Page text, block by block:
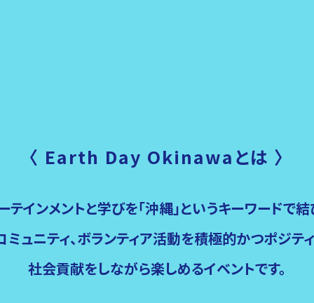
〈 Earth Day Okinawaとは 〉
テインメントと学びを「沖縄」というキーワードで結
ミュニティ、ボランティア活動を積極的かつポジテ
社会貢献をしながら楽しめるイベントです。